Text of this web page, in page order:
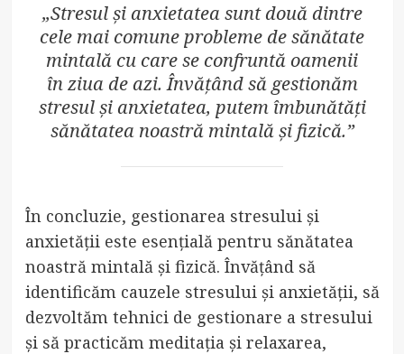
„Stresul și anxietatea sunt două dintre
cele mai comune probleme de sănătate
mintală cu care se confruntă oamenii
în ziua de azi. Învățând să gestionăm
stresul și anxietatea, putem îmbunătăți
sănătatea noastră mintală și fizică.”
În concluzie, gestionarea stresului și
anxietății este esențială pentru sănătatea
noastră mintală și fizică. Învățând să
identificăm cauzele stresului și anxietății, să
dezvoltăm tehnici de gestionare a stresului
și să practicăm meditația și relaxarea,